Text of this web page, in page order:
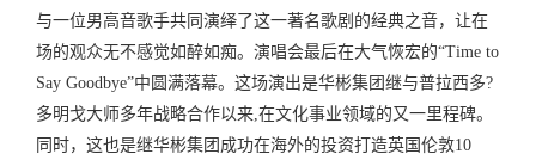
与一位男高音歌手共同演绎了这一著名歌剧的经典之音，让在
场的观众无不感觉如醉如痴。演唱会最后在大气恢宏的“Time to
Say Goodbye”中圆满落幕。这场演出是华彬集团继与普拉西多?
多明戈大师多年战略合作以来,在文化事业领域的又一里程碑。
同时，这也是继华彬集团成功在海外的投资打造英国伦敦10